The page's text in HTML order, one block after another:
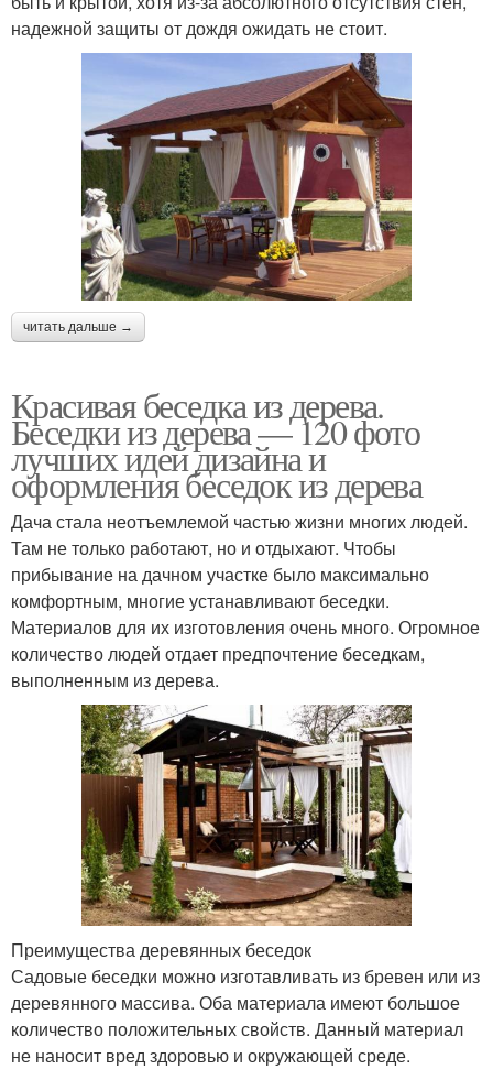
надежной защиты от дождя ожидать не стоит.
читать дальше →
Красивая беседка из дерева.
Беседки из дерева — 120 фото
лучших идей дизайна и
оформления беседок из дерева
Дача стала неотъемлемой частью жизни многих людей.
Там не только работают, но и отдыхают. Чтобы
прибывание на дачном участке было максимально
комфортным, многие устанавливают беседки.
Материалов для их изготовления очень много. Огромное
количество людей отдает предпочтение беседкам,
выполненным из дерева.
Преимущества деревянных беседок
Садовые беседки можно изготавливать из бревен или из
деревянного массива. Оба материала имеют большое
количество положительных свойств. Данный материал
не наносит вред здоровью и окружающей среде.